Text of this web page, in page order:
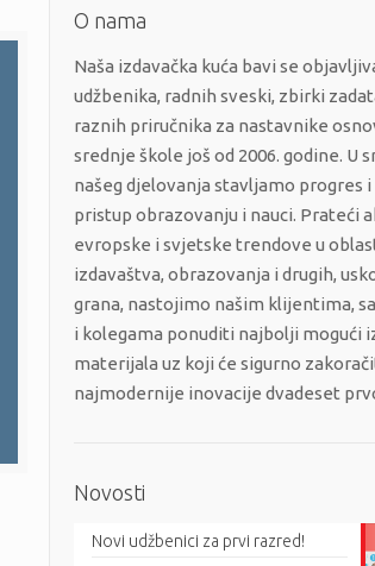
O nama
Naša izdavačka kuća bavi se
udžbenika, radnih sveski, zbirki
raznih priručnika za nastavnike
srednje škole još od 2006. godine. U
našeg djelovanja stavljamo progres
pristup obrazovanju i nauci. Prateći
evropske i svjetske trendove u
izdavaštva, obrazovanja i drugih,
grana, nastojimo našim klijentima,
i kolegama ponuditi najbolji mogući
materijala uz koji će sigurno
najmodernije inovacije dvadeset
Novosti
Novi udžbenici za prvi razred!